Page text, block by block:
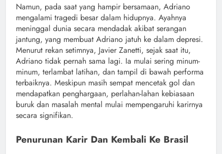
Namun, pada saat yang hampir bersamaan, Adriano
mengalami tragedi besar dalam hidupnya. Ayahnya
meninggal dunia secara mendadak akibat serangan
jantung, yang membuat Adriano jatuh ke dalam depresi.
Menurut rekan setimnya, Javier Zanetti, sejak saat itu,
Adriano tidak pernah sama lagi. Ia mulai sering minum-
minum, terlambat latihan, dan tampil di bawah performa
terbaiknya. Meskipun masih sempat mencetak gol dan
mendapatkan penghargaan, perlahan-lahan kebiasaan
buruk dan masalah mental mulai mempengaruhi karirnya
secara signifikan.
Penurunan Karir Dan Kembali Ke Brasil